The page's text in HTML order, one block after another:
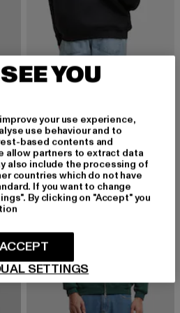
ANOTHER COTTON LAB
Sugar Daddy Oversize
-34%
YOU
your use experience,
use behaviour and to
based contents and
allow partners to extract data
also include the processing of
countries which do not have
If you want to change
By clicking on "Accept" you
SETTINGS
ACCEPT